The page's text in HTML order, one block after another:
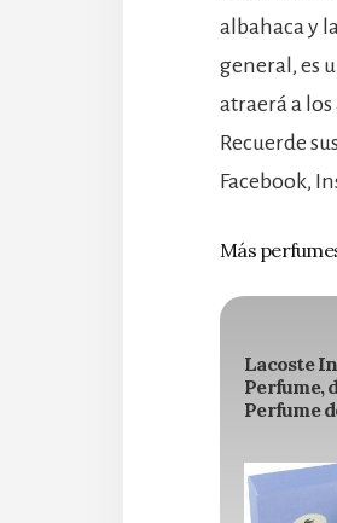
albahaca y
general, es
atraerá a
Recuerde
Facebook,
Más
Lacoste
Perfume,
Perfume